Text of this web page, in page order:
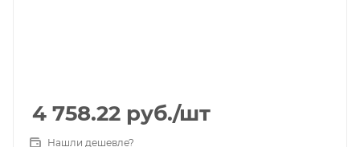
4 758.22 руб./шт
Нашли дешевле?